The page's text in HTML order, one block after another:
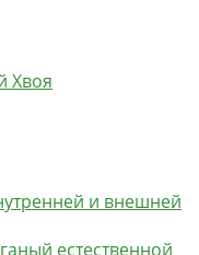
Хвоя
и внешней
естественной